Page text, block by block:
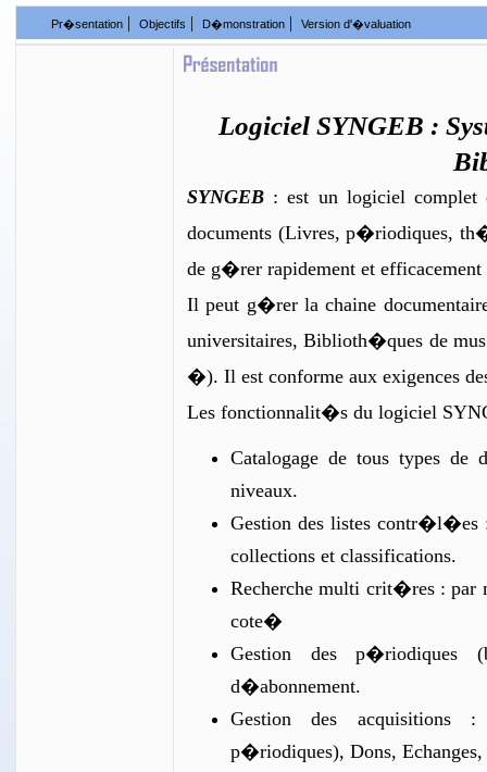
Pr�sentation | Objectifs | D�monstration | Version d'�valuation
Logiciel SYNGEB :
SYNGEB : est un logiciel
documents (Livres, p�riodiques,
de g�rer rapidement et efficacement
Il peut g�rer la chaine
universitaires, Biblioth�ques de
�). Il est conforme aux exigences
Les fonctionnalit�s du logiciel
Catalogage de tous types de
niveaux.
Gestion des listes contr�l�es
collections et classifications.
Recherche multi crit�res : par
cote�
Gestion des p�riodiques
d�abonnement.
Gestion des acquisitions :
p�riodiques), Dons,